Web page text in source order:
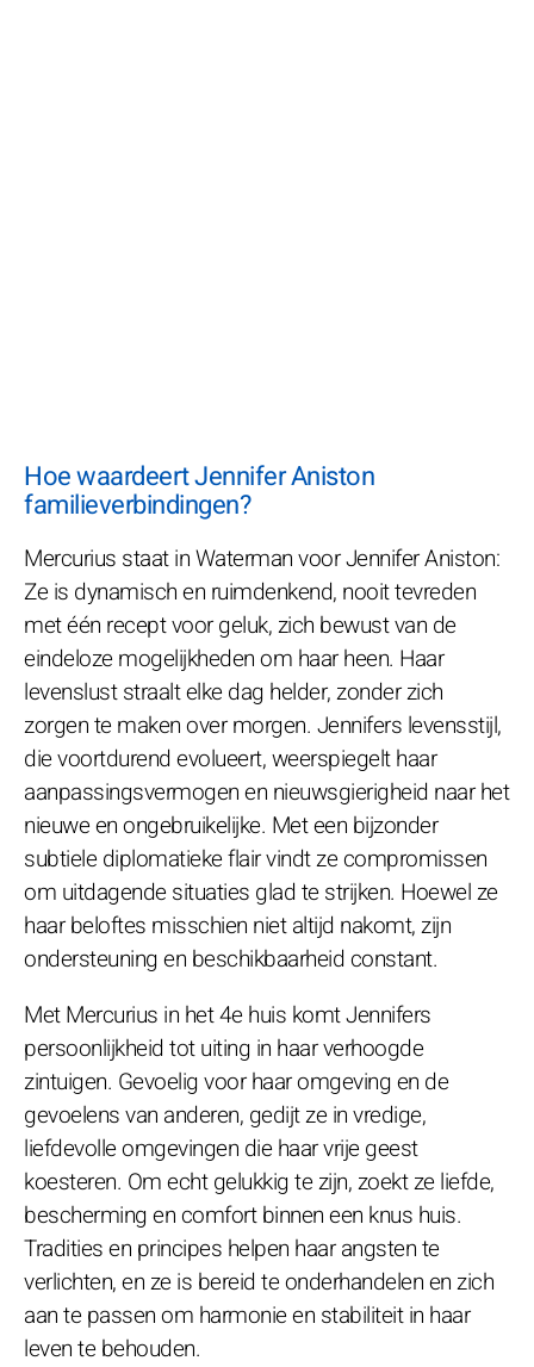
Hoe waardeert Jennifer Aniston
familieverbindingen?
Mercurius staat in Waterman voor Jennifer Aniston:
Ze is dynamisch en ruimdenkend, nooit tevreden
met één recept voor geluk, zich bewust van de
eindeloze mogelijkheden om haar heen. Haar
levenslust straalt elke dag helder, zonder zich
zorgen te maken over morgen. Jennifers levensstijl,
die voortdurend evolueert, weerspiegelt haar
aanpassingsvermogen en nieuwsgierigheid naar het
nieuwe en ongebruikelijke. Met een bijzonder
subtiele diplomatieke flair vindt ze compromissen
om uitdagende situaties glad te strijken. Hoewel ze
haar beloftes misschien niet altijd nakomt, zijn
ondersteuning en beschikbaarheid constant.
Met Mercurius in het 4e huis komt Jennifers
persoonlijkheid tot uiting in haar verhoogde
zintuigen. Gevoelig voor haar omgeving en de
gevoelens van anderen, gedijt ze in vredige,
liefdevolle omgevingen die haar vrije geest
koesteren. Om echt gelukkig te zijn, zoekt ze liefde,
bescherming en comfort binnen een knus huis.
Tradities en principes helpen haar angsten te
verlichten, en ze is bereid te onderhandelen en zich
aan te passen om harmonie en stabiliteit in haar
leven te behouden.